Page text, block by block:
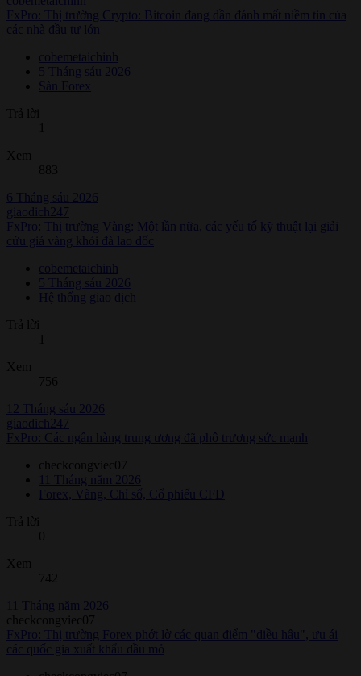
FxPro: Thị trường Crypto: Bitcoin đang dần đánh mất niềm tin của
các nhà đầu tư lớn
cobemetaichinh
5 Tháng sáu 2026
Sàn Forex
Trả lời
Xem
883
6 Tháng sáu 2026
giaodich247
FxPro: Thị trường Vàng: Một lần nữa, các yếu tố kỹ thuật lại giải
cứu giá vàng khỏi đà lao dốc
cobemetaichinh
5 Tháng sáu 2026
Hệ thống giao dịch
Trả lời
Xem
756
12 Tháng sáu 2026
giaodich247
FxPro: Các ngân hàng trung ương đã phô trương sức mạnh
checkcongviec07
11 Tháng năm 2026
Forex, Vàng, Chỉ số, Cổ phiếu CFD
Trả lời
0
Xem
742
11 Tháng năm 2026
checkcongviec07
FxPro: Thị trường Forex phớt lờ các quan điểm "diều hâu", ưu ái
các quốc gia xuất khẩu dầu mỏ